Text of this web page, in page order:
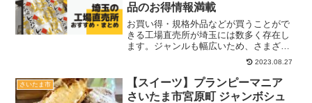
品のお得情報満載
お買い得・規格外品などが買うことがで
きる工場直売所が埼玉には数多く存在し
ます。ジャンルも幅広いため、さまざま
な工場巡りを楽めるのも魅力的！そんな
情報を一つの記事でみれたらいいなと思
い、まとめ記事を作りました。これから
行こうと思って場所もたく...
2023.08.27
さいたま市
【スイーツ】プランピーマニア
さいたま市宮原町 ジャンボシュ